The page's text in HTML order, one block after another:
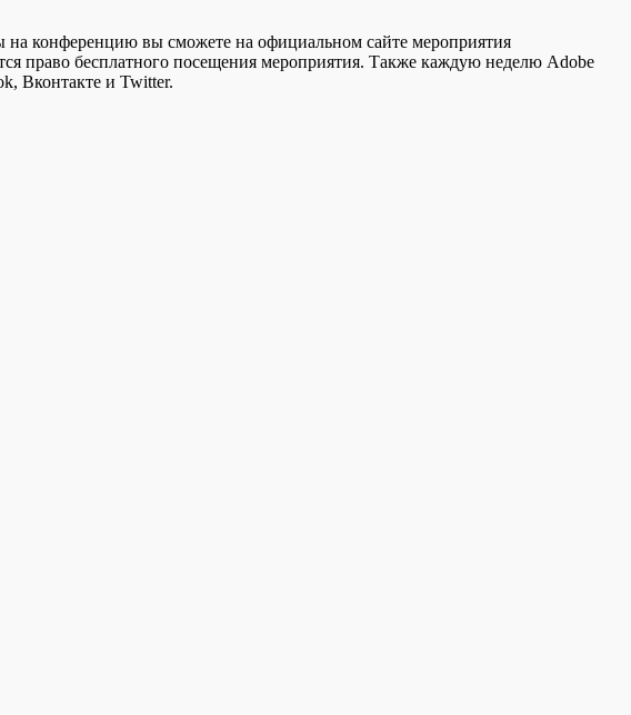
на конференцию вы сможете на официальном сайте мероприятия
право бесплатного посещения мероприятия. Также каждую неделю Adobe
Вконтакте и Twitter.